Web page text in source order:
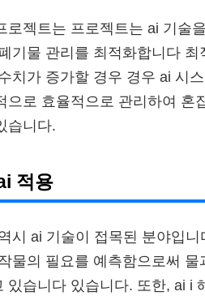
로젝트는 프로젝트는 ai 기술
기물 관리를 최적화합니다
치가 증가할 경우 경우 ai 시
으로 효율적으로 관리하여 혼
습니다.
적용
시 ai 기술이 접목된 분야입
물의 필요를 예측함으로써
있습니다 있습니다. 또한, ai i